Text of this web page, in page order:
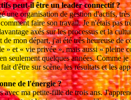
peut-il être un leader connectif ?
une organisation de gestion d'actifs,
faire son travail. Je n'étais pas
axés sur les processus et la
mon départ, j'ai été très heureuse de
» et « vie privée », mais aussi « pleine
seulement quelques années. Comme
d'être sur scène, les résultats et les
de l'énergie ?
avec ma petite-fille de trois ans.